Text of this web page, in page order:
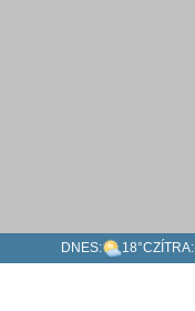
DNES: 18°CZÍTRA: